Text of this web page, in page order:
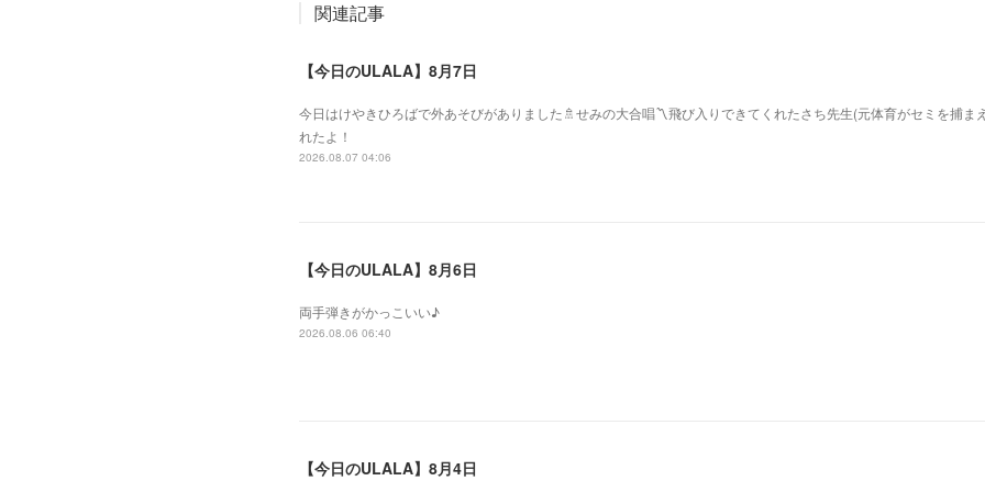
関連記事
【今日のULALA】8月7日
今日はけやきひろばで外あそびがありました🚿せみの大合唱〽飛び入りできてくれたさち先生(元体育がセミを捕ま
れたよ！
2026.08.07 04:06
【今日のULALA】8月6日
両手弾きがかっこいい♪
2026.08.06 06:40
【今日のULALA】8月4日